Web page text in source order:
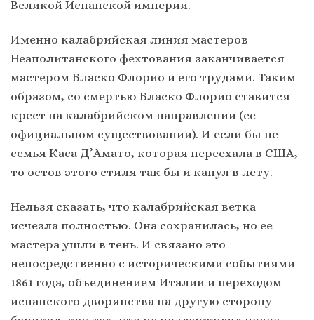
Великой Испанской империи.
Именно калабрийская линия мастеров
Неаполитанского фехтования заканчивается
мастером Бласко Флорио и его трудами. Таким
образом, со смертью Бласко Флорио ставится
крест на калабрийском направлении (ее
официальном существовании). И если бы не
семья Каса Д’Амато, которая переехала в США,
то остов этого стиля так бы и канул в лету.
Нельзя сказать, что калабрийская ветка
исчезла полностью. Она сохранилась, но ее
мастера ушли в тень. И связано это
непосредственно с историческими событиями
1861 года, объединением Италии и переходом
испанского дворянства на другую сторону